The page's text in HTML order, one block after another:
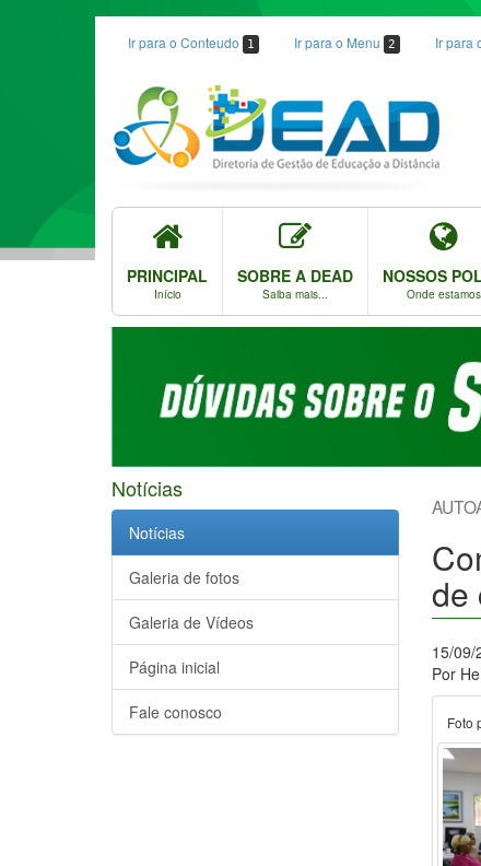
Ir para o Conteudo 1 Ir para o Menu 2 Ir para
PRINCIPAL
Início
SOBRE A DEAD
Saiba mais...
NOSSOS
Onde estamos
Notícias
Notícias
Galeria de fotos
Galeria de Vídeos
Página inicial
Fale conosco
de
15/09/
Por
Foto